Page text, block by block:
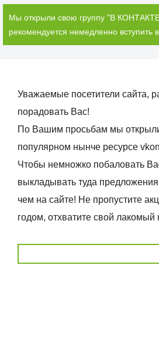
Мы открыли свою группу "В
рекомендуется немедленно вступить в
Уважаемые посетители сайта,
порадовать Вас!
По Вашим просьбам мы
популярном нынче ресурсе
Чтобы немножко побаловать
выкладывать туда
чем на сайте! Не пропустите
годом, отхватите свой лакомый